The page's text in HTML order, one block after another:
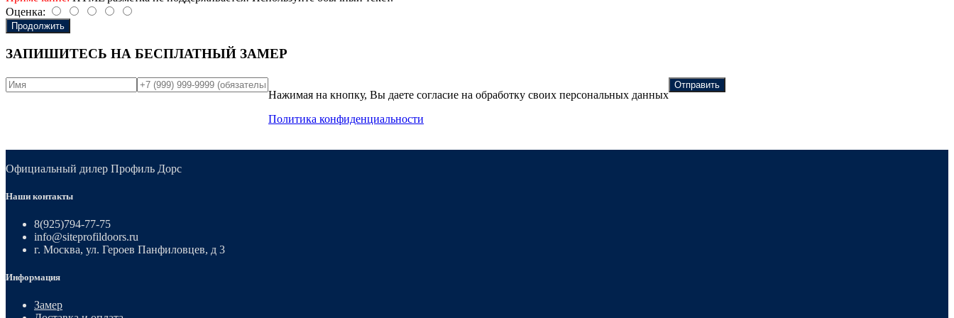
Оценка:
Продолжить
ЗАПИШИТЕСЬ НА БЕСПЛАТНЫЙ ЗАМЕР
Нажимая на кнопку, Вы даете согласие на обработку своих персональных данных
Политика конфиденциальности
Отправить
Официальный дилер Профиль Дорс
Наши контакты
8(925)794-77-75
info@siteprofildoors.ru
г. Москва, ул. Героев Панфиловцев, д 3
Информация
Замер